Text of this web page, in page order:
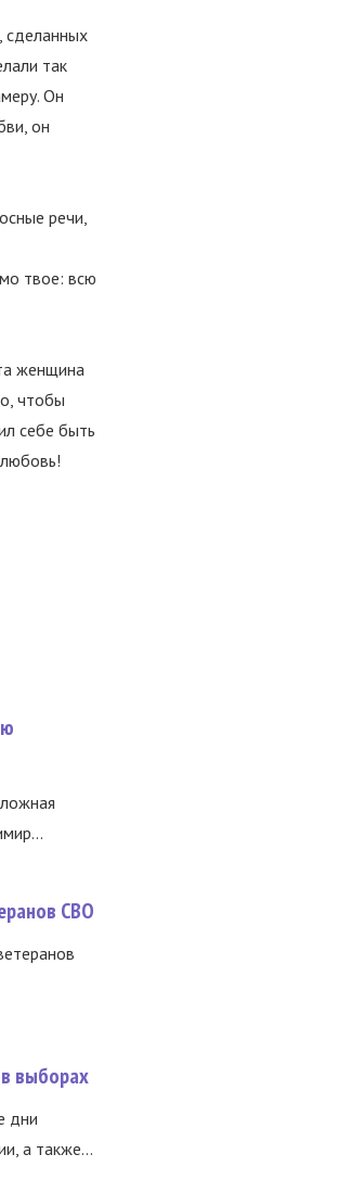
сделанных
так
Он
он
речи,
твое: всю
женщина
чтобы
себе быть
СВО
выборах
дни
а также...